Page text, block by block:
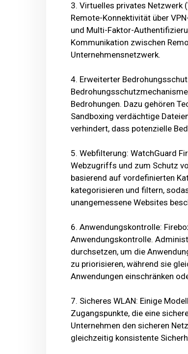
3. Virtuelles privates Netzwerk
Remote-Konnektivität über
und Multi-Faktor-
Kommunikation zwischen
Unternehmensnetzwerk.
4. Erweiterter
Bedrohungen. Dazu gehören
Sandboxing verdächtige
verhindert, dass potenzielle
5. Webfilterung: WatchGuard
Webzugriffs und zum Schutz
basierend auf vordefinierten
kategorisieren und filtern,
unangemessene Websites
6. Anwendungskontrolle:
Anwendungskontrolle.
durchsetzen, um die
zu priorisieren, während sie
Anwendungen einschränken
7. Sicheres WLAN: Einige
Zugangspunkte, die eine
Unternehmen den sicheren
gleichzeitig konsistente